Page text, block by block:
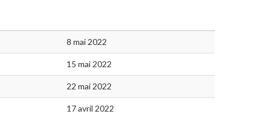
8 mai 2022
15 mai 2022
22 mai 2022
17 avril 2022